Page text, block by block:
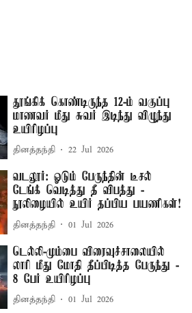
தூங்கிக் கொண்டிருந்த 12-ம் வகுப்பு
மாணவர் மீது சுவர் இடிந்து விழுந்து
உயிரிழப்பு
தினத்தந்தி 22 Jul 2026
வடலூர்: ஓடும் பேருந்தின் டீசல்
டேங்க் வெடித்து தீ விபத்து -
நூலிழையில் உயிர் தப்பிய பயணிகள்!
தினத்தந்தி 01 Jul 2026
டெல்லி-மும்பை விரைவுச்சாலையில்
லாரி மீது மோதி தீப்பிடித்த பேருந்து -
8 பேர் உயிரிழப்பு
தினத்தந்தி 01 Jul 2026